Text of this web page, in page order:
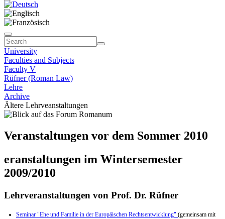
University
Faculties and Subjects
Faculty V
Rüfner (Roman Law)
Lehre
Archive
Ältere Lehrveanstaltungen
Veranstaltungen vor dem Sommer 2010
eranstaltungen im Wintersemester
2009/2010
Lehrveranstaltungen von Prof. Dr. Rüfner
Seminar "Ehe und Familie in der Europäischen Rechtsentwicklung" (gemeinsam mit